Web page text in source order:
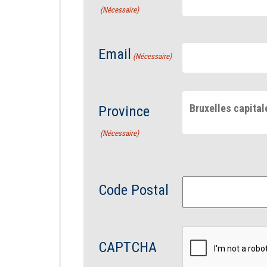
(Nécessaire)
Email (Nécessaire)
Province
(Nécessaire)
Bruxelles
Code Postal
CAPTCHA